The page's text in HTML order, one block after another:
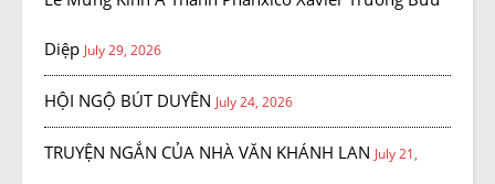
Diệp July 29, 2026
HỘI NGỘ BÚT DUYÊN July 24, 2026
TRUYỆN NGẮN CỦA NHÀ VĂN KHÁNH LAN July 21,